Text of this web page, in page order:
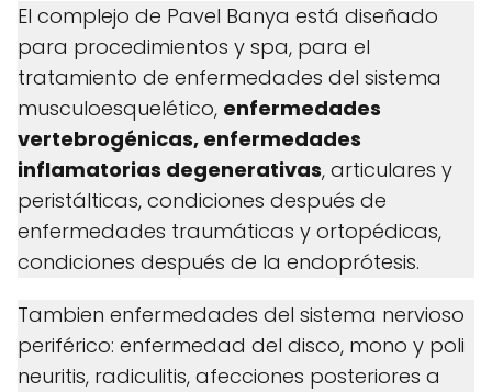
El complejo de Pavel Banya está diseñado
para procedimientos y spa, para el
tratamiento de enfermedades del sistema
musculoesquelético, enfermedades
vertebrogénicas, enfermedades
inflamatorias degenerativas, articulares y
peristálticas, condiciones después de
enfermedades traumáticas y ortopédicas,
condiciones después de la endoprótesis.
Tambien enfermedades del sistema nervioso
periférico: enfermedad del disco, mono y poli
neuritis, radiculitis, afecciones posteriores a